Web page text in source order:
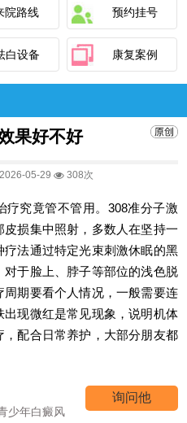
院路线 预约挂号
白设备 康复案例
果好不好
2026-05-29 308次
疗究竟管不管用。308准分子激
损集中照射，多数人在坚持一
法通过特定光束刺激休眠的黑
于脸上、脖子等部位的浅色脱
期要看个人情况，一般需要连
现微红是常见现象，说明机体
配合日常养护，大部分朋友都
少年白癜风
询问他